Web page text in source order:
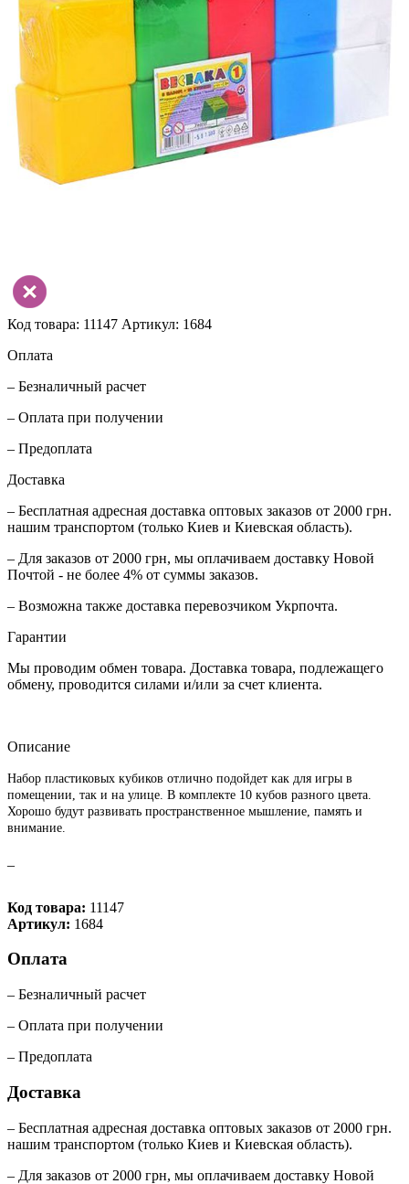
Код товара: 11147 Артикул: 1684
Оплата
– Безналичный расчет
– Оплата при получении
– Предоплата
Доставка
– Бесплатная адресная доставка оптовых заказов от 2000 грн.
нашим транспортом (только Киев и Киевская область).
– Для заказов от 2000 грн, мы оплачиваем доставку Новой
Почтой - не более 4% от суммы заказов.
– Возможна также доставка перевозчиком Укрпочта.
Гарантии
Мы проводим обмен товара. Доставка товара, подлежащего
обмену, проводится силами и/или за счет клиента.
Описание
Набор пластиковых кубиков отлично подойдет как для игры в
помещении, так и на улице. В комплекте 10 кубов разного цвета.
Хорошо будут развивать пространственное мышление, память и
внимание.
Код товара: 11147
Артикул: 1684
Оплата
– Безналичный расчет
– Оплата при получении
– Предоплата
Доставка
– Бесплатная адресная доставка оптовых заказов от 2000 грн.
нашим транспортом (только Киев и Киевская область).
– Для заказов от 2000 грн, мы оплачиваем доставку Новой